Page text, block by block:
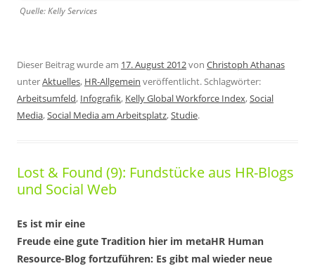
Quelle: Kelly Services
Dieser Beitrag wurde am 17. August 2012von Christoph Athanas
unterAktuelles, HR-Allgemein veröffentlicht. Schlagwörter:
Arbeitsumfeld, Infografik, Kelly Global Workforce Index,Social
Media,Social Media am Arbeitsplatz,Studie.
Lost & Found (9): Fundstücke aus HR-Blogs
und Social Web
Es ist mir eine
Freude eine gute Tradition hier im metaHR Human
Resource-Blog fortzuführen: Es gibt mal wieder neue